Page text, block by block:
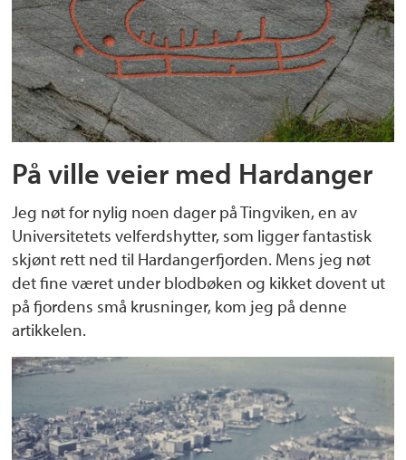
På ville veier med Hardanger
Jeg nøt for nylig noen dager på Tingviken, en av
Universitetets velferdshytter, som ligger fantastisk
skjønt rett ned til Hardangerfjorden. Mens jeg nøt
det fine været under blodbøken og kikket dovent ut
på fjordens små krusninger, kom jeg på denne
artikkelen.